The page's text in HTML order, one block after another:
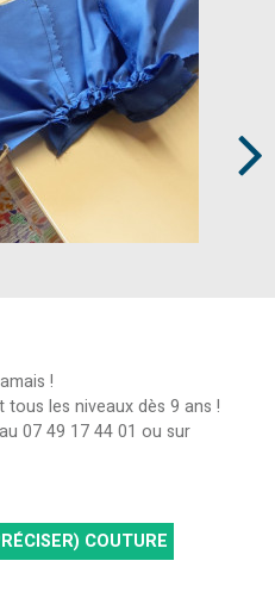
!
les niveaux dès 9 ans !
07 49 17 44 01 ou sur
COUTURE